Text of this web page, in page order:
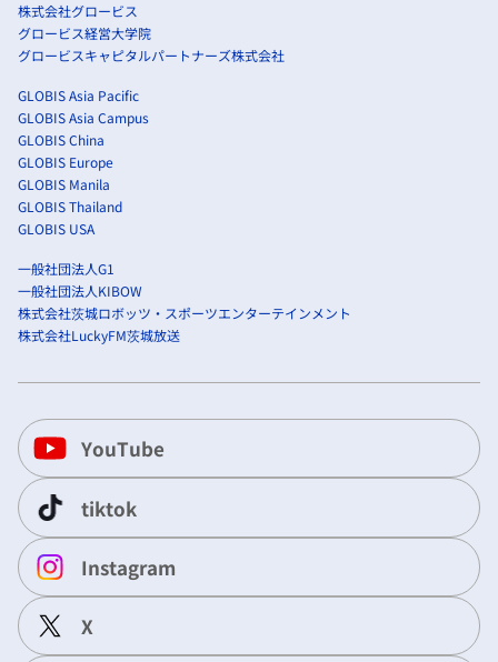
株式会社グロービス
グロービス経営大学院
グロービスキャピタルパートナーズ株式会社
GLOBIS Asia Pacific
GLOBIS Asia Campus
GLOBIS China
GLOBIS Europe
GLOBIS Manila
GLOBIS Thailand
GLOBIS USA
一般社団法人G1
一般社団法人KIBOW
株式会社茨城ロボッツ・スポーツエンターテインメント
株式会社LuckyFM茨城放送
YouTube
tiktok
Instagram
X